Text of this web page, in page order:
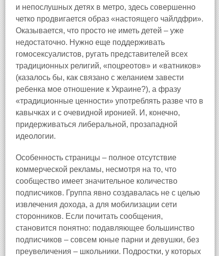
и непослушных детях в метро, здесь совершенно
четко продвигается образ «настоящего чайлдфри».
Оказывается, что просто не иметь детей – уже
недостаточно. Нужно еще поддерживать
гомосексуалистов, ругать представителей всех
традиционных религий, «поцреотов» и «ватников»
(казалось бы, как связано с желанием завести
ребенка мое отношение к Украине?), а фразу
«традиционные ценности» употреблять разве что в
кавычках и с очевидной иронией. И, конечно,
придерживаться либеральной, прозападной
идеологии.
Особенность страницы – полное отсутствие
коммерческой рекламы, несмотря на то, что
сообщество имеет значительное количество
подписчиков. Группа явно создавалась не с целью
извлечения дохода, а для мобилизации сети
сторонников. Если почитать сообщения,
становится понятно: подавляющее большинство
подписчиков – совсем юные парни и девушки, без
преувеличения – школьники. Подростки, у которых